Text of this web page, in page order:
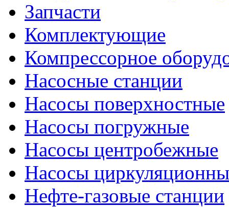
Запчасти
Комплектующие
Компрессорное
Насосные станции
Насосы поверхностные
Насосы погружные
Насосы центробежные
Насосы
Нефте-газовые станции